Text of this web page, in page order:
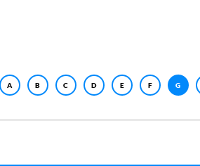
A B C D E F G